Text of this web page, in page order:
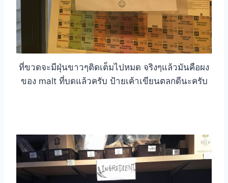
ที่ขวดจะมีฝุ่นขาวๆติดเต็มไปหมด จริงๆแล้วมันคือผง
ของ malt ที่บดแล้วครับ ป้ายเค้าเขียนตลกดีนะครับ